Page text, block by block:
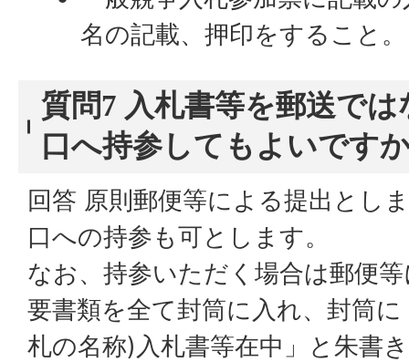
名の記載、押印をすること。
質問7 入札書等を郵送で
口へ持参してもよいです
回答 原則郵便等による提出とし
口への持参も可とします。
なお、持参いただく場合は郵便
要書類を全て封筒に入れ、封筒
札の名称)入札書等在中」と朱書